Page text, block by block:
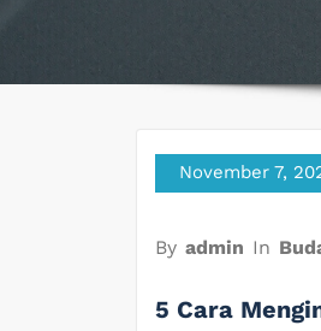
November 7,
By admin In
5 Cara